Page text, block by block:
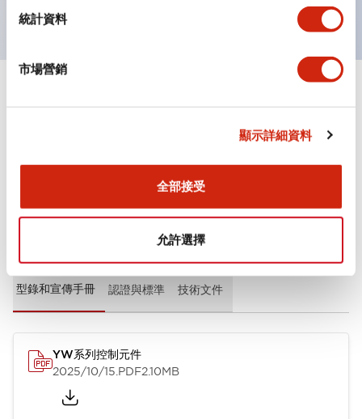
統計資料
市場營銷
顯示詳細資料
全部接受
允許選擇
+
型錄和宣傳手冊 認證與標準 技術文件
YW系列控制元件
2025/10/15.PDF2.10MB